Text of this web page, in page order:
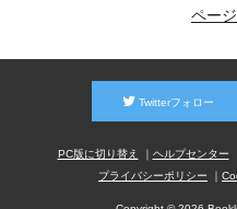
ペー
Twitterフォロー
PC版に切り替え ヘルプセンター
プライバシーポリシー